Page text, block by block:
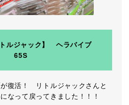
トルジャック】 ヘラバイブ
65S
復活！ リトルジャックさんと
なって戻ってきました！！！